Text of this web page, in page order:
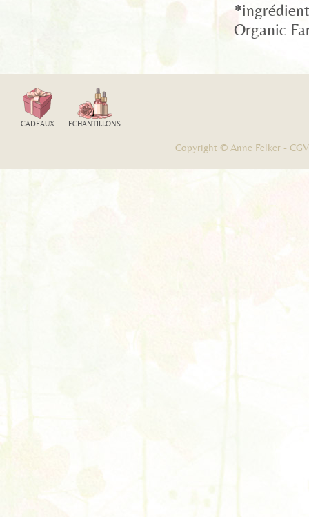
Organic
CADEAUX ECHANTILLONS
Copyright © Anne Felker - CGV